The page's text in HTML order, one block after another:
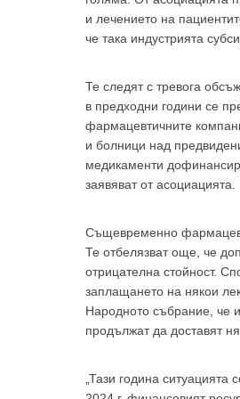
и лечението на
че така индустрията
Те следят с тревога
в предходни години се
фармацевтичните
и болници над
медикаменти
заявяват от асоциацията.
Същевременно
Те отбелязват още, че
отрицателна стойност.
заплащането на някои
Народното събрание, че
продължат да доставят
„Тази година